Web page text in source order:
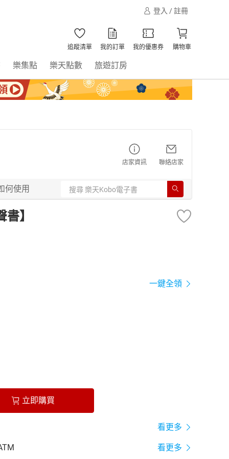
登入 / 註冊
追蹤清單 我的訂單 我的優惠券 購物車
樂集點 樂天點數 旅遊訂房
店家資訊 聯絡店家
何使用
】
一鍵全領
立即購買
看更多
看更多